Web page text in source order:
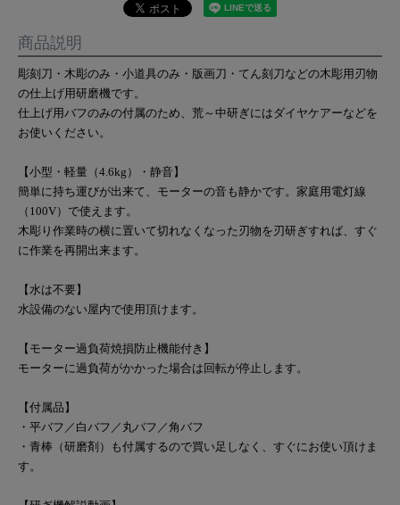
商品説明
彫刻刀・木彫のみ・小道具のみ・版画刀・てん刻刀などの木彫用刃物
の仕上げ用研磨機です。
仕上げ用バフのみの付属のため、荒～中研ぎにはダイヤケアーなどを
お使いください。
【小型・軽量（4.6kg）・静音】
簡単に持ち運びが出来て、モーターの音も静かです。家庭用電灯線
（100V）で使えます。
木彫り作業時の横に置いて切れなくなった刃物を刃研ぎすれば、すぐ
に作業を再開出来ます。
【水は不要】
水設備のない屋内で使用頂けます。
【モーター過負荷焼損防止機能付き】
モーターに過負荷がかかった場合は回転が停止します。
【付属品】
・平バフ／白バフ／丸バフ／角バフ
・青棒（研磨剤）も付属するので買い足しなく、すぐにお使い頂けま
す。